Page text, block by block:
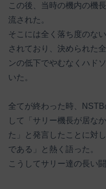
この後、当時の機内の機
流された。
そこには全く落ち度のな
されており、決められた
ンの低下でやむなくハド
いた。
全てが終わった時、
して「サリー機長が居な
た」と発言したことに対
である」と熱く語った。
こうしてサリー達の長い